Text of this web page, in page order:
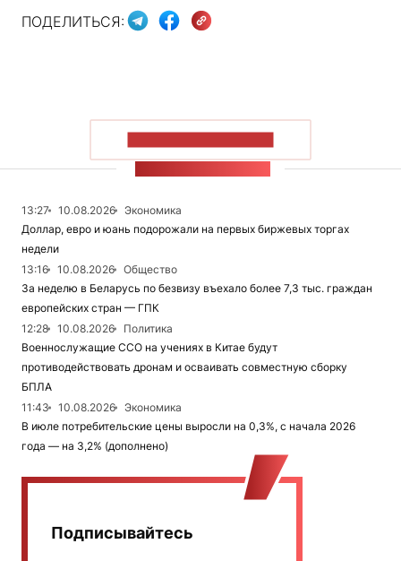
ПОДЕЛИТЬСЯ:
13:27 10.08.2026
Экономика
Доллар, евро и юань подорожали на первых биржевых торгах
недели
13:16
10.08.2026
Общество
За неделю в Беларусь по безвизу въехало более 7,3 тыс. граждан
европейских стран — ГПК
12:28
10.08.2026
Политика
Военнослужащие ССО на учениях в Китае будут
противодействовать дронам и осваивать совместную сборку
БПЛА
11:43
10.08.2026
Экономика
В июле потребительские цены выросли на 0,3%, с начала 2026
года — на 3,2% (дополнено)
Подписывайтесь